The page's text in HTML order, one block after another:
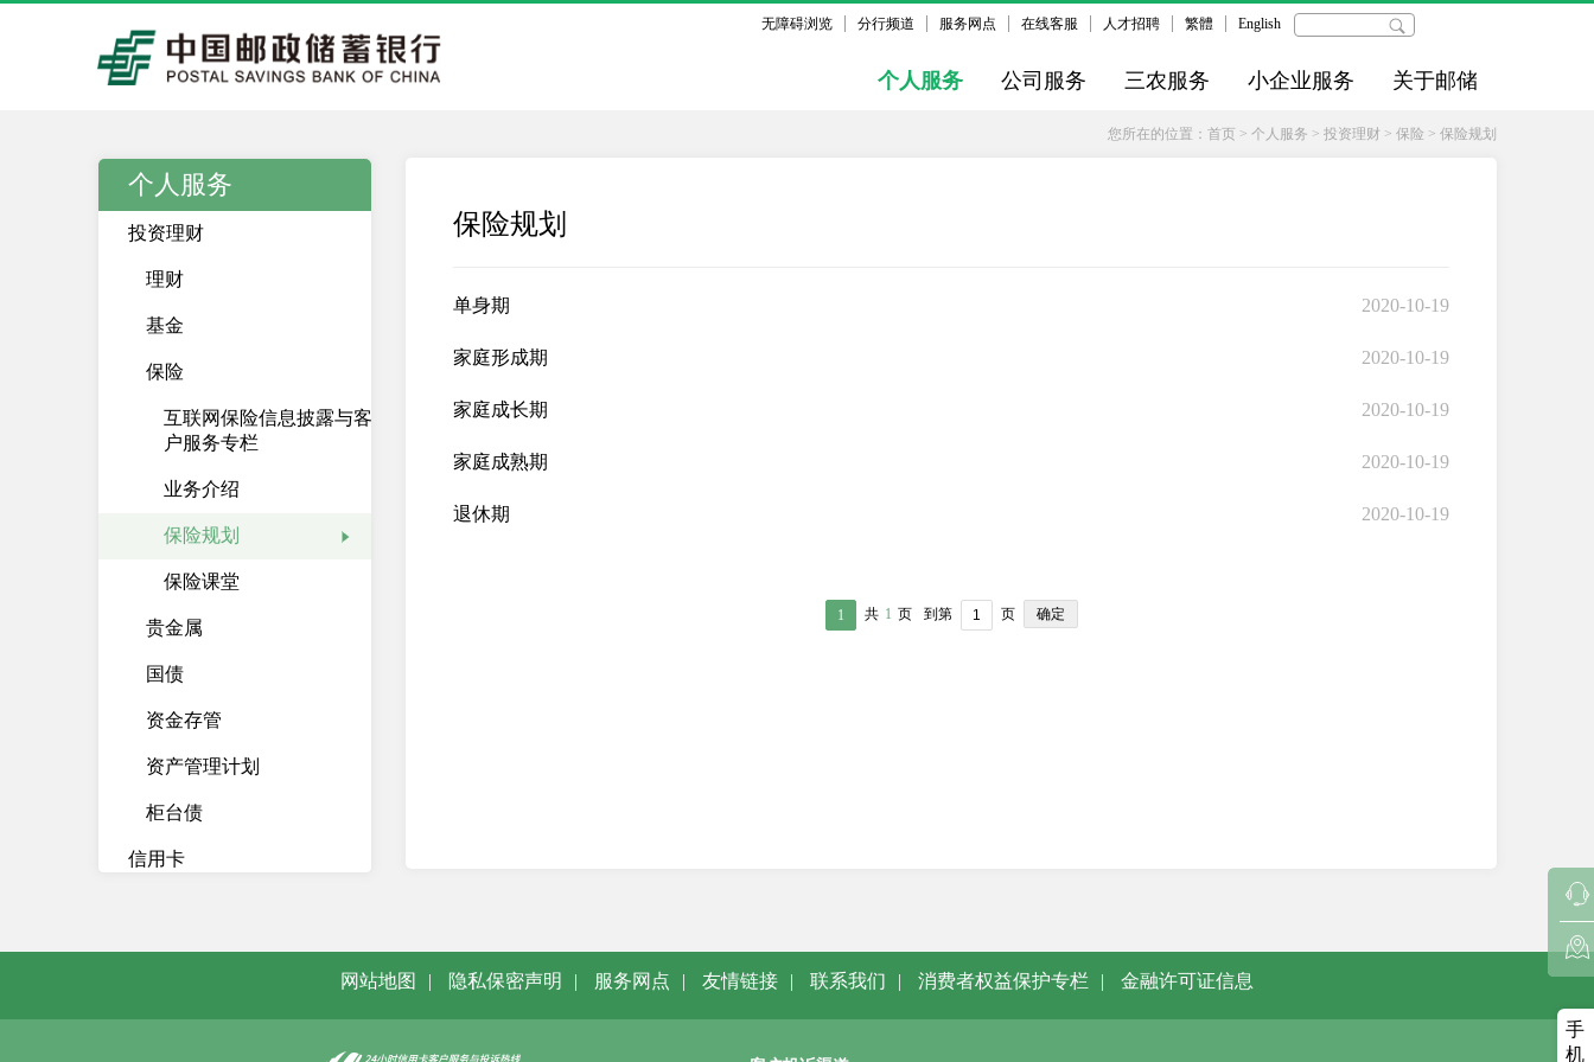
无障碍浏览 分行频道 服务网点 在线客服 人才招聘 繁體 English
个人服务 公司服务 三农服务 小企业服务 关于邮储
您所在的位置： 首页 > 个人服务 > 投资理财 > 保险 > 保险规划
个人服务
投资理财
理财
基金
保险
互联网保险信息披露与客
户服务专栏
业务介绍
保险规划
保险课堂
贵金属
国债
资金存管
资产管理计划
柜台债
信用卡
个人电子银行
保险规划
2020-10-19
单身期
2020-10-19
家庭形成期
2020-10-19
家庭成长期
2020-10-19
家庭成熟期
2020-10-19
退休期
1 共 1 页 到第 页 确定
网站地图 | 隐私保密声明 | 服务网点 | 友情链接 | 联系我们 | 消费者权益保护专栏 | 金融许可证信息
手
机